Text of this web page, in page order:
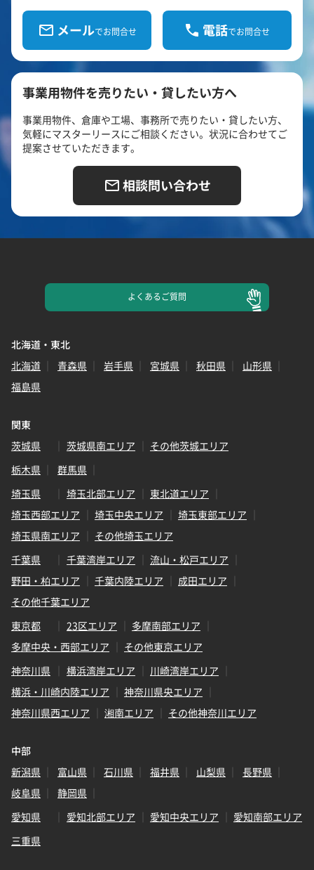
メールでお問合せ 電話でお問合せ
事業用物件を売りたい・貸したい方へ
事業用物件、倉庫や工場、事務所で売りたい・貸したい方、
気軽にマスターリースにご相談ください。状況に合わせてご
提案させていただきます。
相談問い合わせ
よくあるご質問
北海道・東北
北海道
青森県 岩手県 宮城県 秋田県
山形県
福島県
関東
茨城県
茨城県南エリア
その他茨城エリア
栃木県
群馬県
埼玉県
埼玉北部エリア
東北道エリア
埼玉西部エリア
埼玉中央エリア
埼玉東部エリア
埼玉県南エリア
その他埼玉エリア
千葉県
千葉湾岸エリア
流山・松戸エリア
野田・柏エリア
千葉内陸エリア
成田エリア
その他千葉エリア
東京都
23区エリア
多摩南部エリア
多摩中央・西部エリア
その他東京エリア
神奈川県
横浜湾岸エリア
川崎湾岸エリア
横浜・川崎内陸エリア
神奈川県央エリア
神奈川県西エリア
湘南エリア その他神奈川エリア
中部
新潟県
富山県 石川県 福井県 山梨県
長野県
岐阜県
静岡県
愛知県
愛知北部エリア 愛知中央エリア
愛知南部エリア
三重県